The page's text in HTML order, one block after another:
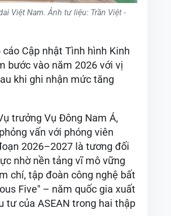
Việt Nam. Ảnh tư liệu: Trần Việt -
Cập nhật Tình hình Kinh
bước vào năm 2026 với vị
khi ghi nhận mức tăng
trưởng Vụ Đông Nam Á,
vấn với phóng viên
2026–2027 là tương đối
nhờ nền tảng vĩ mô vững
chí, tập đoàn công nghệ bất
Five" – năm quốc gia xuất
tư của ASEAN trong hai thập